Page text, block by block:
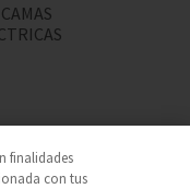
finalidades
con tus